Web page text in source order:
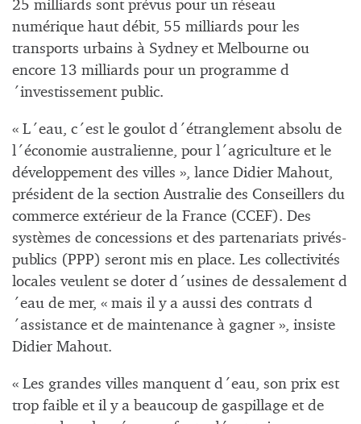
25 milliards sont prévus pour un réseau
numérique haut débit, 55 milliards pour les
transports urbains à Sydney et Melbourne ou
encore 13 milliards pour un programme d
´investissement public.
« L´eau, c´est le goulot d´étranglement absolu de
l´économie australienne, pour l´agriculture et le
développement des villes », lance Didier Mahout,
président de la section Australie des Conseillers du
commerce extérieur de la France (CCEF). Des
systèmes de concessions et des partenariats privés-
publics (PPP) seront mis en place. Les collectivités
locales veulent se doter d´usines de dessalement d
´eau de mer, « mais il y a aussi des contrats d
´assistance et de maintenance à gagner », insiste
Didier Mahout.
« Les grandes villes manquent d´eau, son prix est
trop faible et il y a beaucoup de gaspillage et de